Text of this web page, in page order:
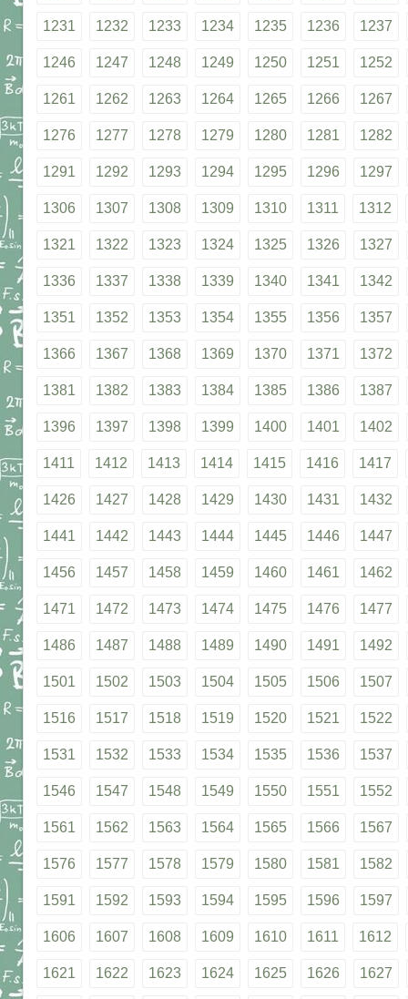
1231 1232 1233 1234 1235 1236 1237
1246 1247 1248 1249 1250 1251 1252
1261 1262 1263 1264 1265 1266 1267
1276 1277 1278 1279 1280 1281 1282
1291 1292 1293 1294 1295 1296 1297
1306 1307 1308 1309 1310 1311 1312
1321 1322 1323 1324 1325 1326 1327
1336 1337 1338 1339 1340 1341 1342
1351 1352 1353 1354 1355 1356 1357
1366 1367 1368 1369 1370 1371 1372
1381 1382 1383 1384 1385 1386 1387
1396 1397 1398 1399 1400 1401 1402
1411 1412 1413 1414 1415 1416 1417
1426 1427 1428 1429 1430 1431 1432
1441 1442 1443 1444 1445 1446 1447
1456 1457 1458 1459 1460 1461 1462
1471 1472 1473 1474 1475 1476 1477
1486 1487 1488 1489 1490 1491 1492
1501 1502 1503 1504 1505 1506 1507
1516 1517 1518 1519 1520 1521 1522
1531 1532 1533 1534 1535 1536 1537
1546 1547 1548 1549 1550 1551 1552
1561 1562 1563 1564 1565 1566 1567
1576 1577 1578 1579 1580 1581 1582
1591 1592 1593 1594 1595 1596 1597
1606 1607 1608 1609 1610 1611 1612
1621 1622 1623 1624 1625 1626 1627